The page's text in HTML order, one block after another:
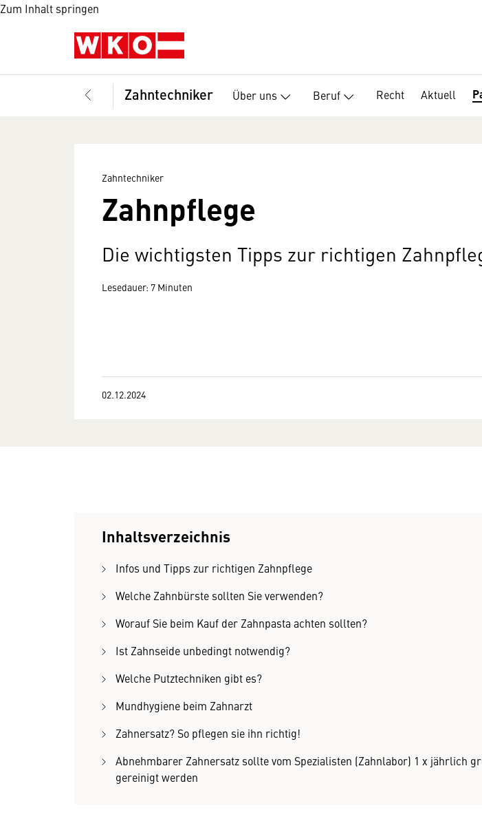
Zum Inhalt springen
Zahntechniker Über uns Beruf Recht Aktuell
Zahntechniker
Zahnpflege
Die wichtigsten Tipps zur richtigen
Lesedauer: 7 Minuten
02.12.2024
Inhaltsverzeichnis
Infos und Tipps zur richtigen Zahnpflege
Welche Zahnbürste sollten Sie verwenden?
Worauf Sie beim Kauf der Zahnpasta achten sollten?
Ist Zahnseide unbedingt notwendig?
Welche Putztechniken gibt es?
Mundhygiene beim Zahnarzt
Zahnersatz? So pflegen sie ihn richtig!
Abnehmbarer Zahnersatz sollte vom Spezialisten (Zahnlabor) 1 x jährlich
gereinigt werden